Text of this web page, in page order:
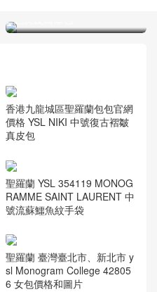
香港九龍城區聖羅蘭包包官網
價格 YSL NIKI 中號復古褶皺
真皮包
聖羅蘭 YSL 354119 MONOG
RAMME SAINT LAURENT 中
號流蘇鱷魚紋手袋
聖羅蘭 臺灣臺北市、新北市 y
sl Monogram College 42805
6 女包價格和圖片